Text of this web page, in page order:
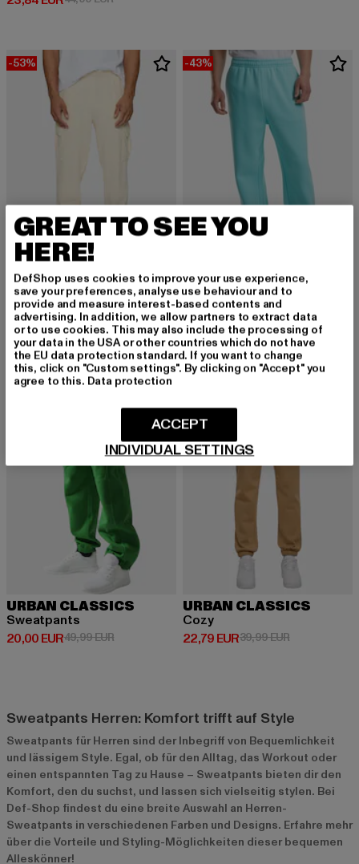
-53%
URBAN CLASSICS
Light Terry Wide Cargo Sweatpants
14,10 EUR
Derzeitiger Preis: 14,10 EUR
29,99 EURAktionspreis: 29,99 EUR
-43%
URBAN CLASSICS
Fluffy
22,79 EUR
Derzeitiger Preis: 22,79 EUR
39,99 EURAktionspreis:
-60%
URBAN CLASSICS
Sweatpants
20,00 EUR
Derzeitiger Preis: 20,00 EUR
49,99 EURAktionspreis: 49,99 EUR
URBAN CLASSICS
Cozy
22,79 EUR
Derzeitiger Preis: 22,79 EUR
39,99 EURAktionspreis:
Sweatpants Herren: Komfort trifft auf Style
Sweatpants für Herren sind der Inbegriff von Bequemlichkeit
und lässigem Style. Egal, ob für den Alltag, das Workout oder
einen entspannten Tag zu Hause – Sweatpants bieten dir den
Komfort, den du suchst, und lassen sich vielseitig stylen. Bei
Def-Shop findest du eine breite Auswahl an Herren-
Sweatpants in verschiedenen Farben und Designs. Erfahre mehr
über die Vorteile und Styling-Möglichkeiten dieser bequemen
Alleskönner!
GREAT TO SEE YOU
HERE!
DefShop uses cookies to improve your use experience,
save your preferences, analyse use behaviour and to
provide and measure interest-based contents and
advertising. In addition, we allow partners to extract data
or to use cookies. This may also include the processing of
your data in the USA or other countries which do not have
the EU data protection standard. If you want to change
this, click on "Custom settings". By clicking on "Accept" you
agree to this. Data protection
INDIVIDUAL SETTINGS
ACCEPT